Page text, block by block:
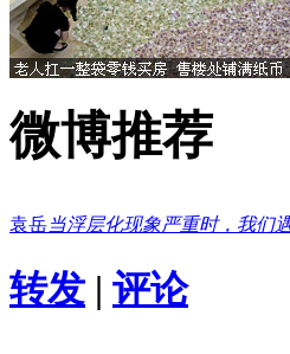
微博推荐
袁岳当浮层化现象严重时，我们
转发 | 评论